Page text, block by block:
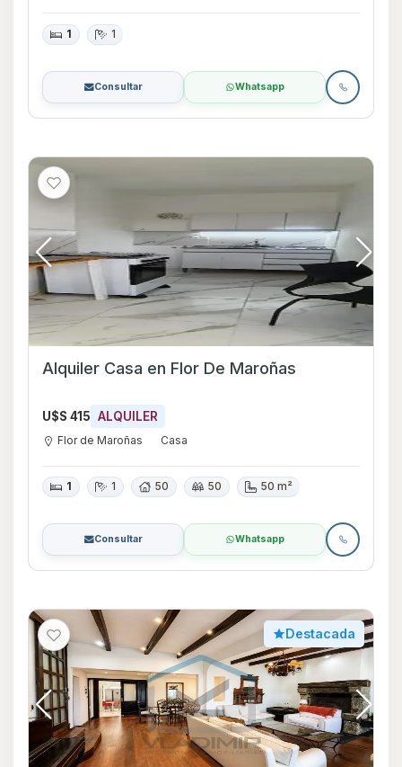
1 1
Consultar Whatsapp
Alquiler Casa en Flor De Maroñas
U$S 415 ALQUILER
Flor de Maroñas Casa
1 1 50 50 50 m²
Consultar Whatsapp
Destacada